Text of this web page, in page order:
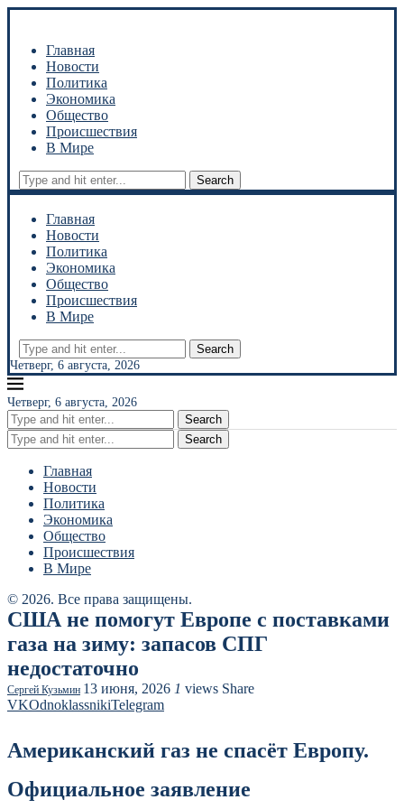
Главная
Новости
Политика
Экономика
Общество
Происшествия
В Мире
Search
Главная
Новости
Политика
Экономика
Общество
Происшествия
В Мире
Search
Четверг, 6 августа, 2026
Четверг, 6 августа, 2026
Search
Search
Главная
Новости
Политика
Экономика
Общество
Происшествия
В Мире
© 2026. Все права защищены.
США не помогут Европе с поставками
газа на зиму: запасов СПГ
недостаточно
Сергей Кузьмин 13 июня, 2026 1 views Share
VKOdnoklassnikiTelegram
Американский газ не спасёт Европу.
Официальное заявление